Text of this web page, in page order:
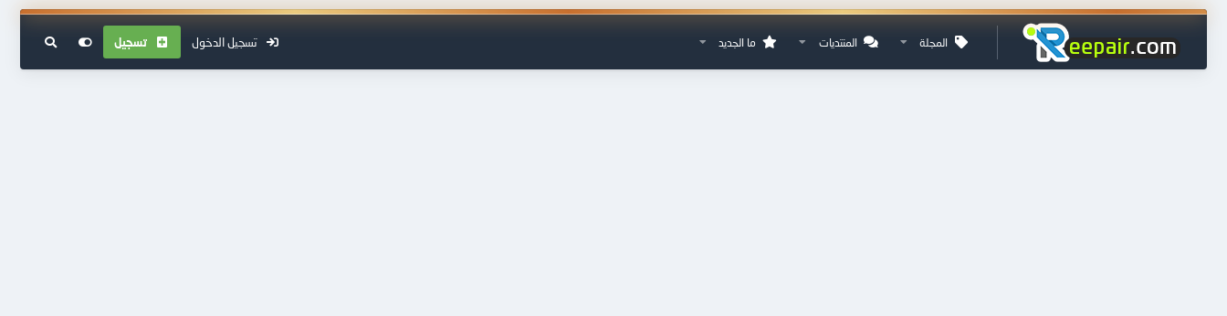
المجلة المنتديات ما الجديد تسجيل الدخول تسجيل